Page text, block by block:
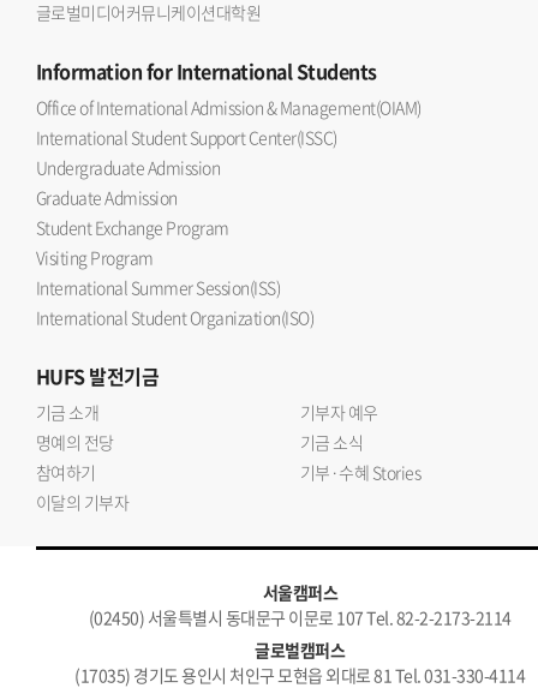
글로벌미디어커뮤니케이션대학원
Informationfor International Students
Office of International Admission & Management(OIAM)
International Student Support Center(ISSC)
Undergraduate Admission
Graduate Admission
Student Exchange Program
Visiting Program
International Summer Session(ISS)
International Student Organization(ISO)
HUFS발전기금
기금 소개
기부자 예우
명예의 전당
기금 소식
참여하기
기부·수혜 Stories
이달의 기부자
서울캠퍼스
(02450) 서울특별시 동대문구 이문로 107 Tel. 82-2-2173-2114
글로벌캠퍼스
(17035) 경기도 용인시 처인구 모현읍 외대로 81 Tel. 031-330-4114